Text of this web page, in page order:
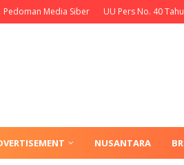
Pedoman Media Siber UU Pers No. 40
NUSANTARA